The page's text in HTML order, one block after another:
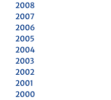
2008
2007
2006
2005
2004
2003
2002
2001
2000